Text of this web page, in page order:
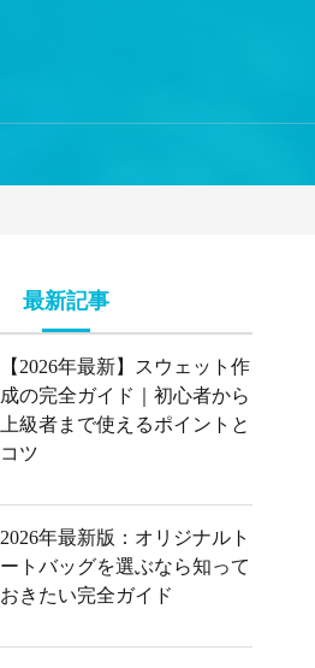
最新記事
【2026年最新】スウェット作
成の完全ガイド｜初心者から
上級者まで使えるポイントと
コツ
2026年最新版：オリジナルト
ートバッグを選ぶなら知って
おきたい完全ガイド